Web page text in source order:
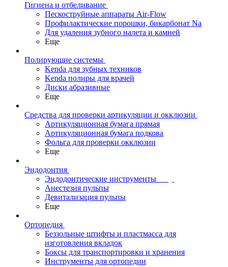
Гигиена и отбеливание
Пескоструйные аппараты Air-Flow
Профилактические порошки, бикарбонат Na
Для удаления зубного налета и камней
Еще
Полирующие системы
Kenda для зубных техников
Kenda полиры для врачей
Диски абразивные
Еще
Средства для проверки артикуляции и окклюзии
Артикуляционная бумага прямая
Артикуляционная бумага подкова
Фольга для проверки окклюзии
Еще
Эндодонтия
Эндодонтические инструменты
Анестезия пульпы
Девитализация пульпы
Еще
Ортопедия
Беззольные штифты и пластмасса для
изготовления вкладок
Боксы для транспортировки и хранения
Инструменты для ортопедии